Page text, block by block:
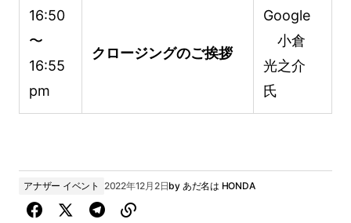
16:50
〜
16:55
pm
クロージングのご挨拶
Google
小倉
光之介
氏
アナザー イベント 2022年12月2日by あだ名は HONDA